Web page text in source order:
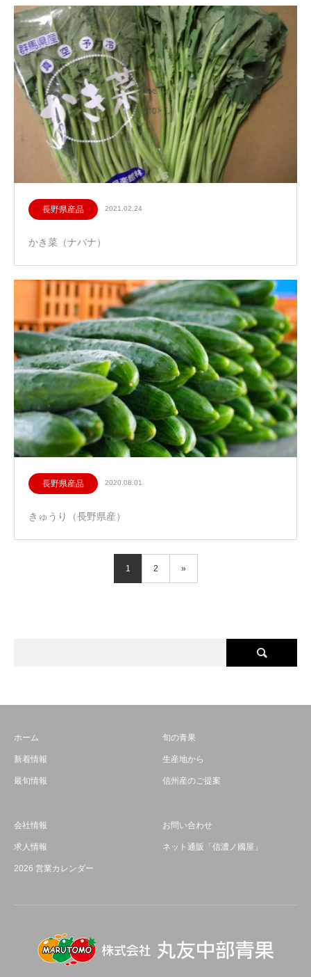
長野県産品 2021.02.24
かき菜（ナバナ）
長野県産品 2020.08.01
きゅうり（長野県産）
1 2 »
ホーム
新着情報
最旬情報
旬の青果
生産地から
信州産のご提案
会社情報
求人情報
2026 営業カレンダー
お問い合わせ
ネット通販「信濃ノ國屋」